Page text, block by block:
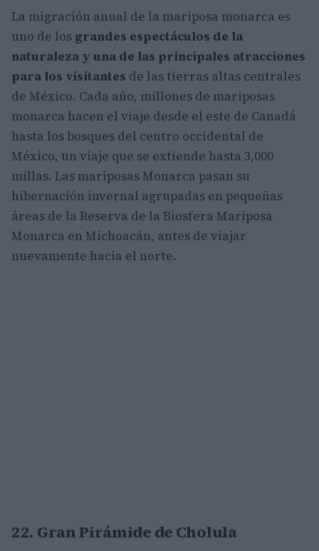
La migración anual de la mariposa monarca es
uno de los grandes espectáculos de la
naturaleza y una de las principales atracciones
para los visitantes de las tierras altas centrales
de México. Cada año, millones de mariposas
monarca hacen el viaje desde el este de Canadá
hasta los bosques del centro occidental de
México, un viaje que se extiende hasta 3,000
millas. Las mariposas Monarca pasan su
hibernación invernal agrupadas en pequeñas
áreas de la Reserva de la Biosfera Mariposa
Monarca en Michoacán, antes de viajar
nuevamente hacia el norte.
22. Gran Pirámide de Cholula